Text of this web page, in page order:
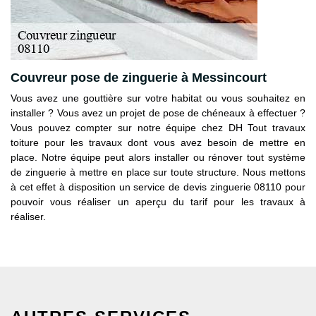
Couvreur pose de zinguerie à Messincourt
Vous avez une gouttière sur votre habitat ou vous souhaitez en
installer ? Vous avez un projet de pose de chéneaux à effectuer ?
Vous pouvez compter sur notre équipe chez DH Tout travaux
toiture pour les travaux dont vous avez besoin de mettre en
place. Notre équipe peut alors installer ou rénover tout système
de zinguerie à mettre en place sur toute structure. Nous mettons
à cet effet à disposition un service de devis zinguerie 08110 pour
pouvoir vous réaliser un aperçu du tarif pour les travaux à
réaliser.